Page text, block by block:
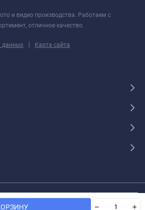
и видео производства. Работаем с
отличное качество.
данных | Карта сайта
Все права защищены